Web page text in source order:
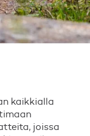
kaikkialla
joissa